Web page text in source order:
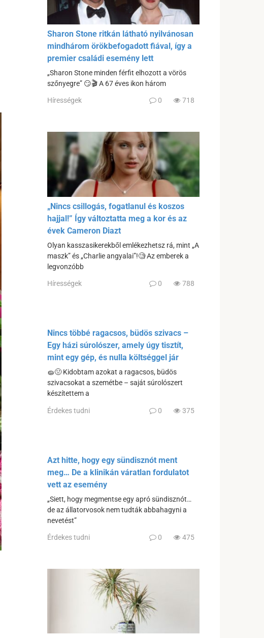
Sharon Stone ritkán látható nyilvánosan
mindhárom örökbefogadott fiával, így a
premier családi esemény lett
„Sharon Stone minden férfit elhozott a vörös
szőnyegre” 😏🎬 A 67 éves ikon három
Hírességek 0 718
„Nincs csillogás, fogatlanul és koszos
hajjal!” Így változtatta meg a kor és az
évek Cameron Diazt
Olyan kasszasikerekből emlékezhetsz rá, mint „A
maszk” és „Charlie angyalai”!🧐 Az emberek a
legvonzóbb
Hírességek 0 788
Nincs többé ragacsos, büdös szivacs –
Egy házi súrolószer, amely úgy tisztít,
mint egy gép, és nulla költséggel jár
🧽🤢 Kidobtam azokat a ragacsos, büdös
szivacsokat a szemétbe – saját súrolószert
készítettem a
Érdekes tudni 0 375
Azt hitte, hogy egy sündisznót ment
meg… De a klinikán váratlan fordulatot
vett az esemény
„Siett, hogy megmentse egy apró sündisznót…
de az állatorvosok nem tudták abbahagyni a
nevetést”
Érdekes tudni 0 475